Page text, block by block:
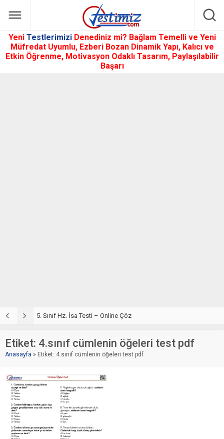
Yeni Testlerimizi Denediniz mi? Bağlam Temelli ve Yeni
Müfredat Uyumlu, Ezberi Bozan Dinamik Yapı, Kalıcı ve
Etkin Öğrenme, Motivasyon Odaklı Tasarım, Paylaşılabilir
Başarı
5. Sınıf Hz. Musa Testi – Online Çöz
Etiket: 4.sınıf cümlenin öğeleri test pdf
Anasayfa » Etiket: 4.sınıf cümlenin öğeleri test pdf